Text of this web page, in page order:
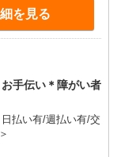
を見る
手伝い＊障がい者
払い有/週払い有/交